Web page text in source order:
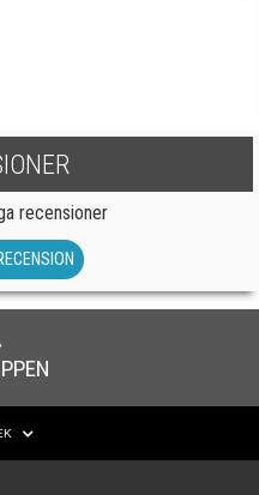
recensioner